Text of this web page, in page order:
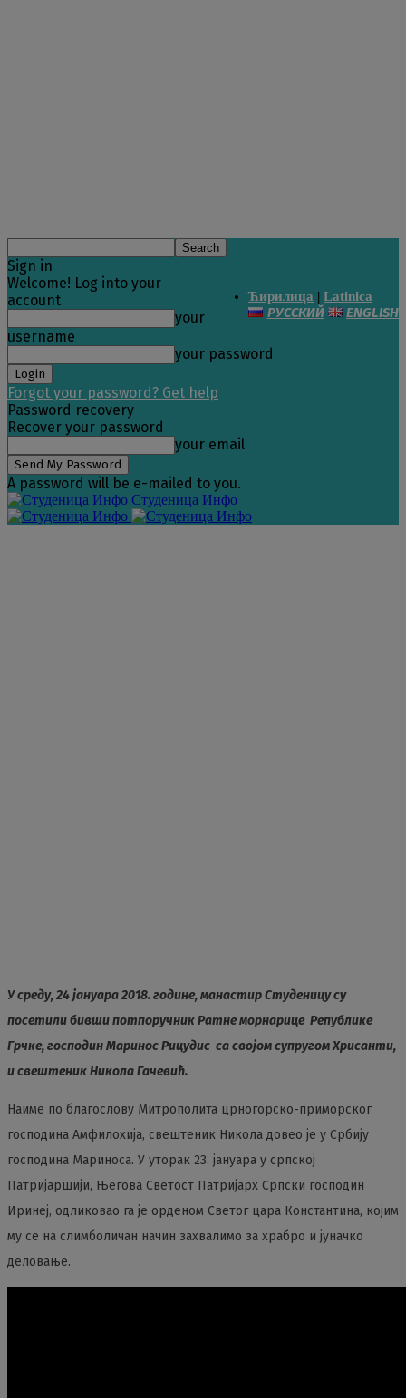
Ћирилица | Latinica
РУССКИЙ ENGLISH
Sign in
Welcome! Log into your
account
your
username
your password
Forgot your password? Get help
Password recovery
Recover your password
your email
A password will be e-mailed to you.
Студеница Инфо
У среду, 24 јануара 2018. године, манастир Студеницу су
посетили бивши потпоручник Ратне морнарице Републике
Грчке, господин Маринос Рицудис са својом супругом Хрисанти,
и свештеник Никола Гачевић.
Наиме по благослову Митрополита црногорско-приморског
господина Амфилохија, свештеник Никола довео је у Србију
господина Мариноса. У уторак 23. јануара у српској
Патријаршији, Његова Светост Патријарх Српски господин
Иринеј, одликовао га је орденом Светог цара Константина, којим
му се на слимболичан начин захвалимо за храбро и јуначко
деловање.